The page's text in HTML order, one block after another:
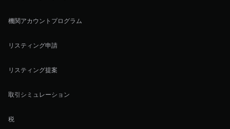
機関アカウントプログラム
リスティング申請
リスティング提案
取引シミュレーション
税